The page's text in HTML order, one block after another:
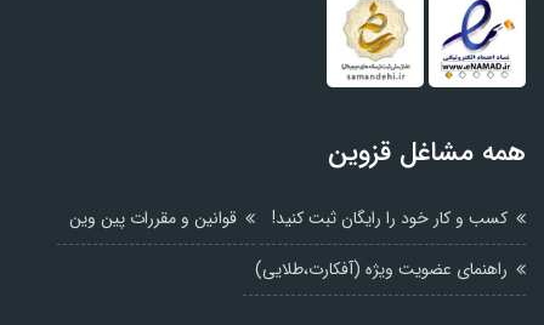
همه مشاغل قزوین
کسب و کار خود را رایگان ثبت کنید!
قوانین و مقررات پین وین
راهنمای عضویت ویژه (آفکارت،طلایی)